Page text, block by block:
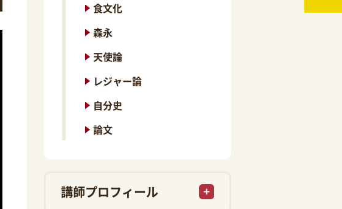
食文化
森永
天使論
レジャー論
自分史
論文
講師プロフィール